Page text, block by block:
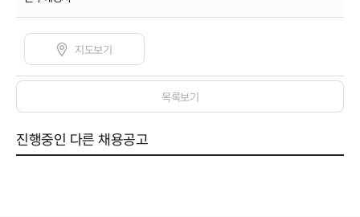
지도보기
목록보기
진행중인 다른 채용공고